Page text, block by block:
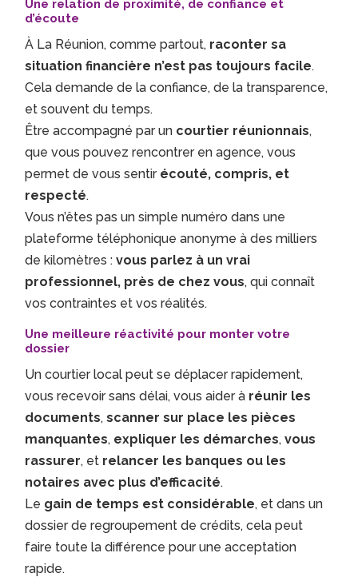
Une relation de proximité, de confiance et
d’écoute
À La Réunion, comme partout, raconter sa
situation financière n’est pas toujours facile.
Cela demande de la confiance, de la transparence,
et souvent du temps.
Être accompagné par un courtier réunionnais,
que vous pouvez rencontrer en agence, vous
permet de vous sentir écouté, compris, et
respecté.
Vous n’êtes pas un simple numéro dans une
plateforme téléphonique anonyme à des milliers
de kilomètres :vous parlez à un vrai
professionnel, près de chez vous, qui connaît
vos contraintes et vos réalités.
Une meilleure réactivité pour monter votre
dossier
Un courtier local peut se déplacer rapidement,
vous recevoir sans délai, vous aider à réunir les
documents,scanner sur place les pièces
manquantes, expliquer les démarches,vous
rassurer, et relancer les banques ou les
notaires avec plus d’efficacité.
Le gain de temps est considérable, et dans un
dossier de regroupement de crédits, cela peut
faire toute la différence pour une acceptation
rapide.